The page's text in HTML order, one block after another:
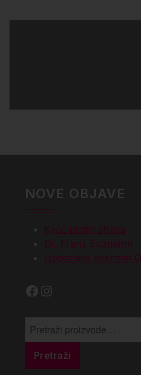
NOVE OBJAVE
Ključ protiv stresa
Dr. Franz Enzmann
Upoznajte koenzim
Facebook
Instagram
Pretraži:
Pretraži